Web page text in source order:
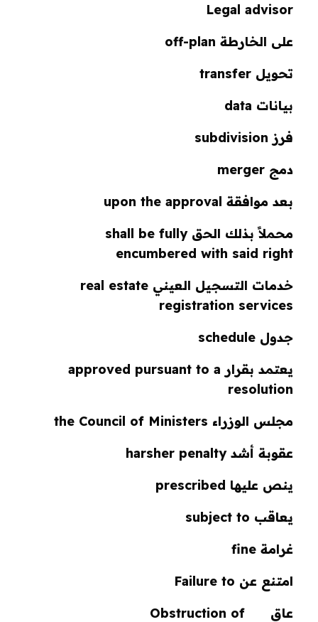
Legal advisor
على الخارطة off-plan
تحويل transfer
بيانات data
فرز subdivision
دمج merger
بعد موافقة upon the approval
محملاً بذلك الحق shall be fully
encumbered with said right
خدمات التسجيل العيني real estate
registration services
جدول schedule
يعتمد بقرار approved pursuant to a
resolution
مجلس الوزراء the Council of Ministers
عقوبة أشد harsher penalty
ينص عليها prescribed
يعاقب subject to
غرامة fine
امتنع عن Failure to
عاق Obstruction of